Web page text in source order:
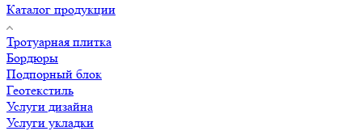
Каталог продукции
Тротуарная плитка
Бордюры
Подпорный блок
Геотекстиль
Услуги дизайна
Услуги укладки